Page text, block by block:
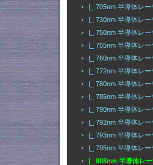
|_ 705nm 半導体レー
|_ 730nm 半導体レー
|_ 750nm 半導体レー
|_ 755nm 半導体レー
|_ 760nm 半導体レー
|_ 772nm 半導体レー
|_ 780nm 半導体レー
|_ 785nm 半導体レー
|_ 790nm 半導体レー
|_ 792nm 半導体レー
|_ 793nm 半導体レー
|_ 795nm 半導体レー
|_ 808nm 半導体レ